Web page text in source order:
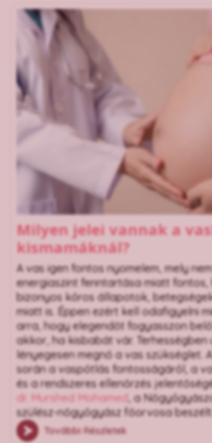
Milyen jelei vannak a
kismamáknál?
A vas igen fontos nyomelem, mely
energiaszint fenntartása miatt fontos,
bizonyos kóros állapotok,
miatt is. Éppen ezért kell odafigyelni
arra, hogy elegendőt fogyasszon
akkor, ha kisbabát vár. Terhességben
lényegesen megnő a vas szükséglet.
során a vaspótlás fontosságáról, a
és a rendszeres ellenőrzés
dr. Murshed Mohamed , a
szülész-nőgyógyász főorvosa beszélt.
További Részletek